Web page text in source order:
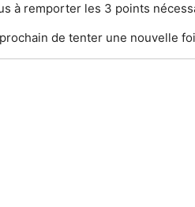
à remporter les 3 points
de tenter une nouvelle